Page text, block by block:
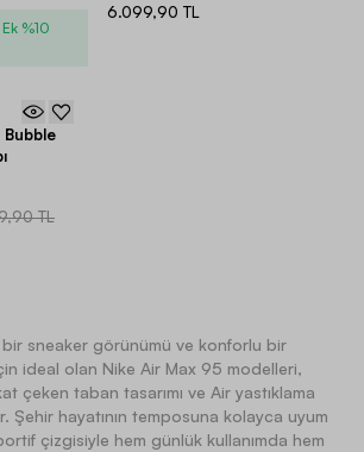
%10
6.099,90 TL
TL
sneaker görünümü ve konforlu bir
ideal olan Nike Air Max 95 modelleri,
çeken taban tasarımı ve Air yastıklama
Şehir hayatının temposuna kolayca uyum
çizgisiyle hem günlük kullanımda hem